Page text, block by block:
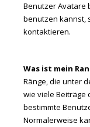
Benutzer Avatare
benutzen kannst,
kontaktieren.
Was ist mein
Ränge, die unter
wie viele Beiträge
bestimmte
Normalerweise